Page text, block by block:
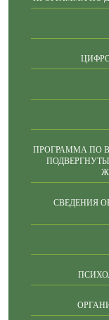
ПРОГРАММА ПО
СВЕДЕНИЯ